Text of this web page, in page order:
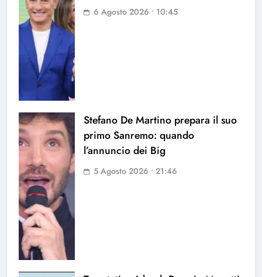
6 Agosto 2026 • 10:45
Stefano De Martino prepara il suo
primo Sanremo: quando
l’annuncio dei Big
5 Agosto 2026 • 21:46